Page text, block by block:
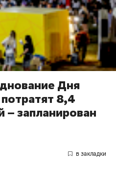
Дня
8,4
– запланирован